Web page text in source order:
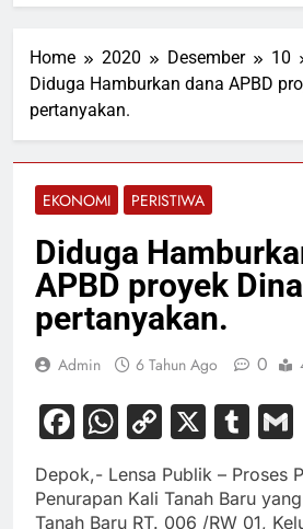
Home 2020 Desember
10
Diduga Hamburkan dana APBD
pertanyakan.
EKONOMI PERISTIWA
Diduga
APBD proyek
pertanyakan.
Admin 6 Tahun Ago 0
Facebook
WhatsApp
Copy
Link
X
Depok,- Lensa Publik – Proses
Penurapan Kali Tanah Baru
Tanah Baru RT. 006 /RW 01,